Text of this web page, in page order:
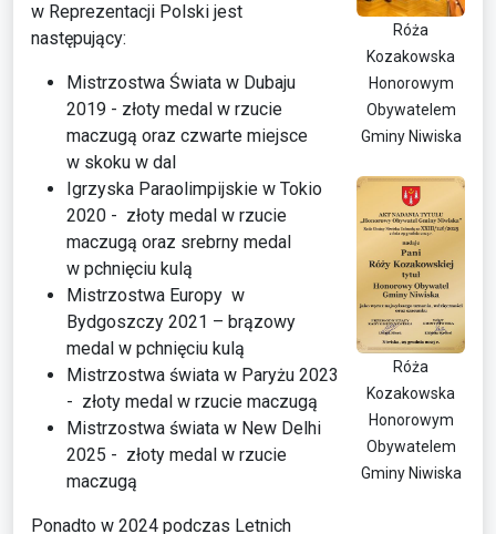
Róża
Kozakowska
Honorowym
Obywatelem
Gminy Niwiska
Róża
Kozakowska
Honorowym
Obywatelem
Gminy Niwiska
w Reprezentacji Polski jest
następujący:
Mistrzostwa Świata w Dubaju
2019 - złoty medal w rzucie
maczugą oraz czwarte miejsce
w skoku w dal
Igrzyska Paraolimpijskie w Tokio
2020 - złoty medal w rzucie
maczugą oraz srebrny medal
w pchnięciu kulą
Mistrzostwa Europy w
Bydgoszczy 2021 – brązowy
medal w pchnięciu kulą
Mistrzostwa świata w Paryżu 2023
- złoty medal w rzucie maczugą
Mistrzostwa świata w New Delhi
2025 - złoty medal w rzucie
maczugą
Ponadto w 2024 podczas Letnich